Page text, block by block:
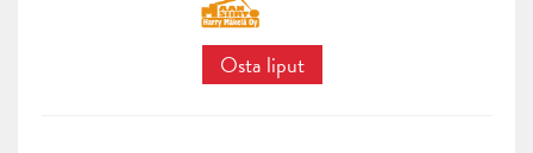
Osta liput